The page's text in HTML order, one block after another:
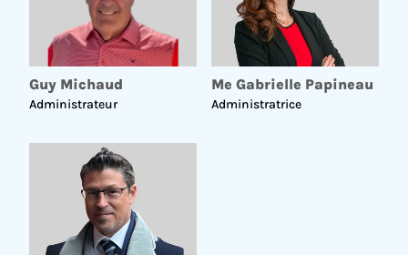
Guy Michaud
Administrateur
Me Gabrielle Papineau
Administratrice